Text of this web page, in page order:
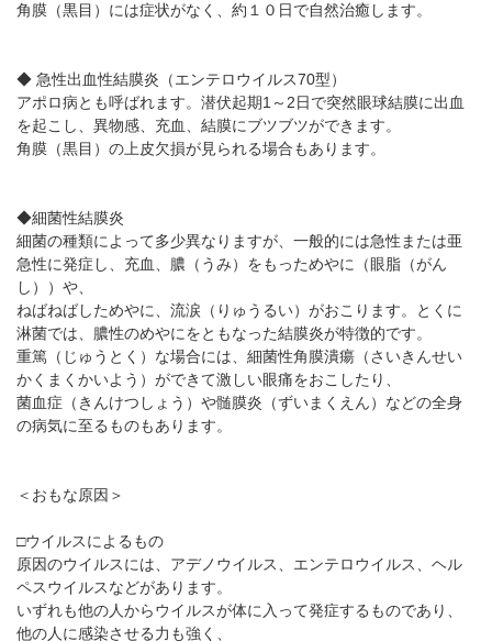
角膜（黒目）には症状がなく、約１０日で自然治癒します。
◆ 急性出血性結膜炎（エンテロウイルス70型）
アポロ病とも呼ばれます。潜伏起期1～2日で突然眼球結膜に出血
を起こし、異物感、充血、結膜にブツブツができます。
角膜（黒目）の上皮欠損が見られる場合もあります。
◆細菌性結膜炎
細菌の種類によって多少異なりますが、一般的には急性または亜
急性に発症し、充血、膿（うみ）をもっためやに（眼脂（がん
し））や、
ねばねばしためやに、流涙（りゅうるい）がおこります。とくに
淋菌では、膿性のめやにをともなった結膜炎が特徴的です。
重篤（じゅうとく）な場合には、細菌性角膜潰瘍（さいきんせい
かくまくかいよう）ができて激しい眼痛をおこしたり、
菌血症（きんけつしょう）や髄膜炎（ずいまくえん）などの全身
の病気に至るものもあります。
＜おもな原因＞
□ウイルスによるもの
原因のウイルスには、アデノウイルス、エンテロウイルス、ヘル
ペスウイルスなどがあります。
いずれも他の人からウイルスが体に入って発症するものであり、
他の人に感染させる力も強く、